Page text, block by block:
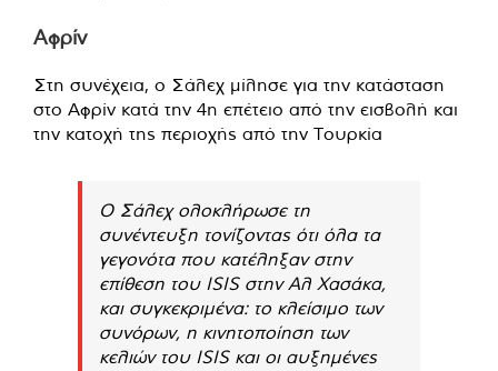
Αφρίν
Στη συνέχεια, ο Σάλεχ μίλησε για την κατάσταση
στο Αφρίν κατά την 4η επέτειο από την εισβολή και
την κατοχή της περιοχής από την Τουρκία
Ο Σάλεχ ολοκλήρωσε τη
συνέντευξη τονίζοντας ότι όλα τα
γεγονότα που κατέληξαν στην
επίθεση του ISIS στην Αλ Χασάκα,
και συγκεκριμένα: το κλείσιμο των
συνόρων, η κινητοποίηση των
κελιών του ISIS και οι αυξημένες